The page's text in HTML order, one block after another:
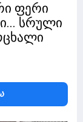
ფერი
სრული